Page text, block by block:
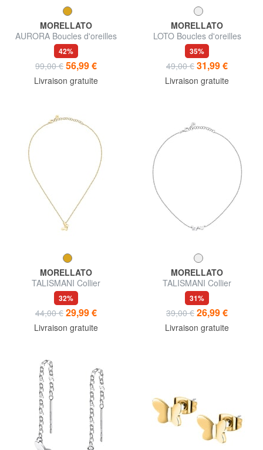
MORELLATO
AURORA Boucles d'oreilles
42%
99,00 € 56,99 €
Livraison gratuite
MORELLATO
LOTO Boucles d'oreilles
35%
49,00 € 31,99 €
Livraison gratuite
MORELLATO
TALISMANI Collier
32%
44,00 € 29,99 €
Livraison gratuite
MORELLATO
TALISMANI Collier
31%
39,00 € 26,99 €
Livraison gratuite